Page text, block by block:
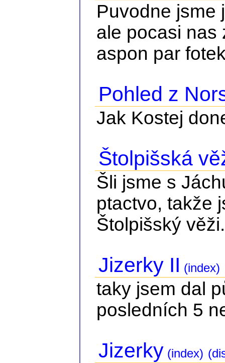
Puvodne jsme
ale pocasi nas
aspon par
Pohled z
Jak Kostej
Štolpišská
Šli jsme s
ptactvo, takže
Štolpišský věži.
Jizerky II (index)
taky jsem dal
posledních 5
Jizerky (index)